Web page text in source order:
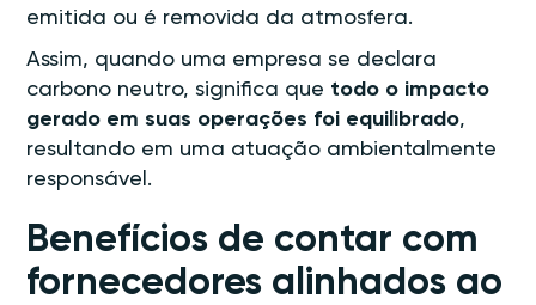
emitida ou é removida da atmosfera.
Assim, quando uma empresa se declara
carbono neutro, significa que todo o impacto
gerado em suas operações foi equilibrado,
resultando em uma atuação ambientalmente
responsável.
Benefícios de contar com
fornecedores alinhados ao